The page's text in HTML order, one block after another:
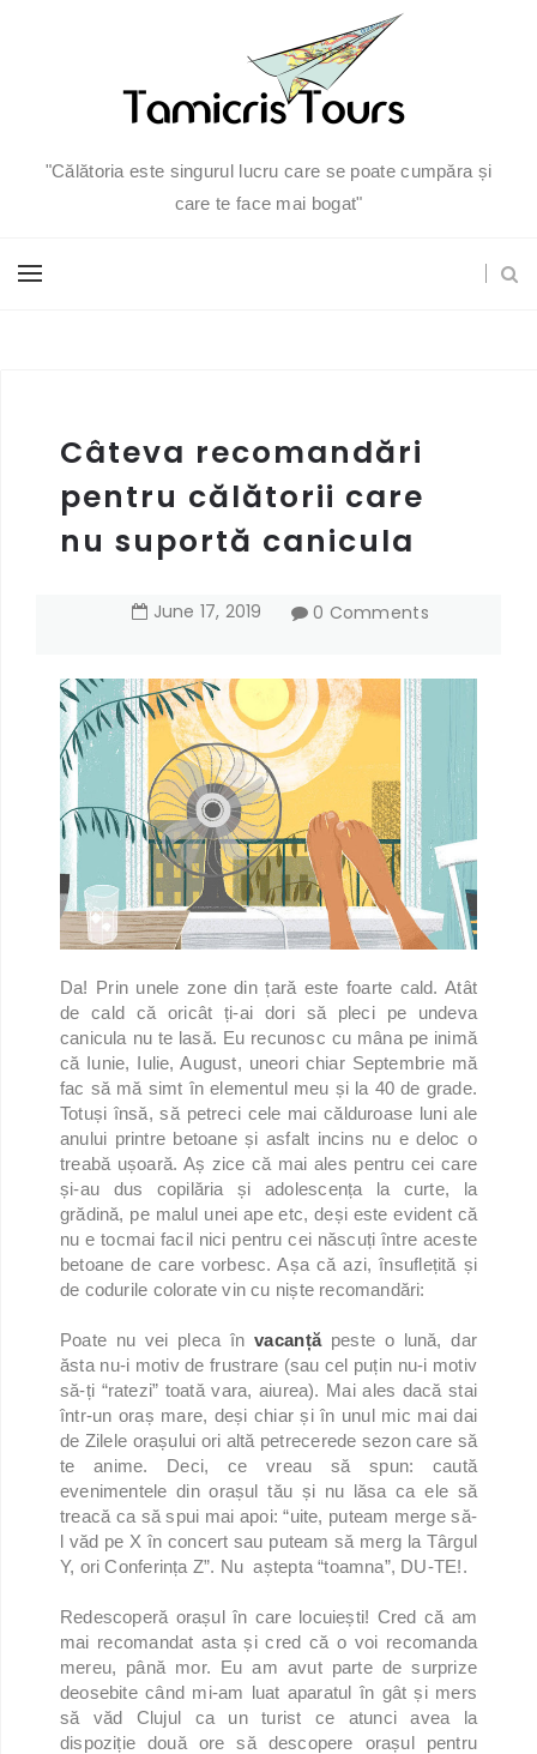
"Călătoria este singurul lucru care se poate cumpăra și
care te face mai bogat"
Câteva recomandări
pentru călătorii care
nu suportă canicula
June 17, 2019 0 Comments
Da! Prin unele zone din țară este foarte cald. Atât
de cald că oricât ți-ai dori să pleci pe undeva
canicula nu te lasă. Eu recunosc cu mâna pe inimă
că Iunie, Iulie, August, uneori chiar Septembrie mă
fac să mă simt în elementul meu și la 40 de grade.
Totuși însă, să petreci cele mai călduroase luni ale
anului printre betoane și asfalt incins nu e deloc o
treabă ușoară. Aș zice că mai ales pentru cei care
și-au dus copilăria și adolescența la curte, la
grădină, pe malul unei ape etc, deși este evident că
nu e tocmai facil nici pentru cei născuți între aceste
betoane de care vorbesc. Așa că azi, însuflețită și
de codurile colorate vin cu niște recomandări:
Poate nu vei pleca învacanță peste o lună, dar
ăsta nu-i motiv de frustrare (sau cel puțin nu-i motiv
să-ți “ratezi” toată vara, aiurea). Mai ales dacă stai
într-un oraș mare, deși chiar și în unul mic mai dai
de Zilele orașului ori altă petrecerede sezon care să
te anime. Deci, ce vreau să spun: caută
evenimentele din orașul tău și nu lăsa ca ele să
treacă ca să spui mai apoi: “uite, puteam merge să-
l văd pe X în concert sau puteam să merg la Târgul
Y, ori Conferința Z”. Nu aștepta “toamna”, DU-TE!.
Redescoperă orașul în care locuiești! Cred că am
mai recomandat asta și cred că o voi recomanda
mereu, până mor. Eu am avut parte de surprize
deosebite când mi-am luat aparatul în gât și mers
să văd Clujul ca un turist ce atunci avea la
dispoziție două ore să descopere orașul pentru